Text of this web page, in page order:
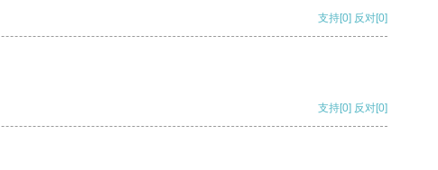
支持[0] 反对[0]
支持[0] 反对[0]